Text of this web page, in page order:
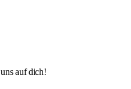
auf dich!